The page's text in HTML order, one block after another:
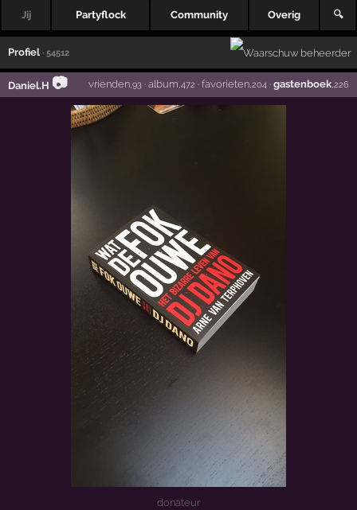
Jij Partyflock Community Overig 🔍
Profiel · 54512
Daniel.H 📷 vrienden,93· album ,472 · favorieten,204· gastenboek,226
donateur